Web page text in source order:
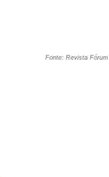
Fonte: Revista Fórum